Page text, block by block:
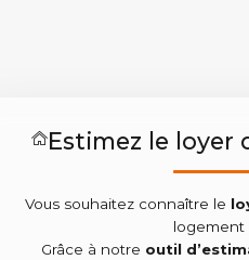
Estimez le loyer
Vous souhaitez connaître le
logement
Grâce à notre outil